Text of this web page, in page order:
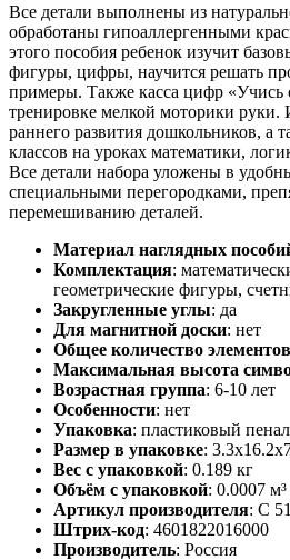
Все детали выполнены из
обработаны гипоаллергенными
этого пособия ребенок изучит
фигуры, цифры, научится решать
примеры. Также касса цифр «Учись
тренировке мелкой моторики руки.
раннего развития дошкольников, а
классов на уроках математики,
Все детали набора уложены в
специальными перегородками,
перемешиванию деталей.
Материал наглядных
Комплектация:
геометрические фигуры,
Закругленные углы: да
Для магнитной доски: нет
Общее количество элементов
Максимальная высота
Возрастная группа: 6-10 лет
Особенности: нет
Упаковка: пластиковый пенал
Размер в упаковке:
Вес с упаковкой: 0.189 кг
Объём с упаковкой: 0.0007 м³
Артикул производителя: С
Штрих-код: 4601822016000
Производитель: Россия